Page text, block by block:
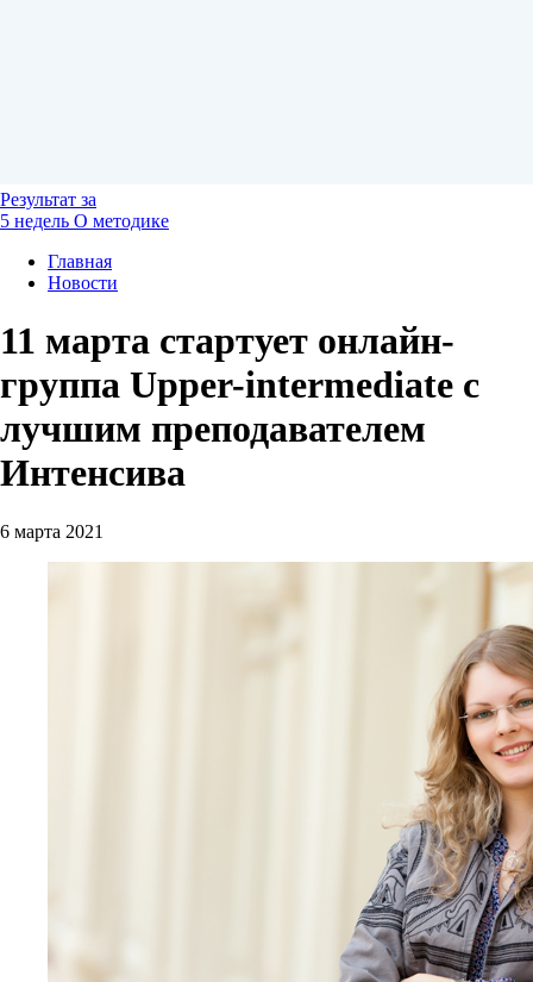
Результат за
5 недель О методике
Главная
Новости
11 марта стартует онлайн-
группа Upper-intermediate c
лучшим преподавателем
Интенсива
6 марта 2021